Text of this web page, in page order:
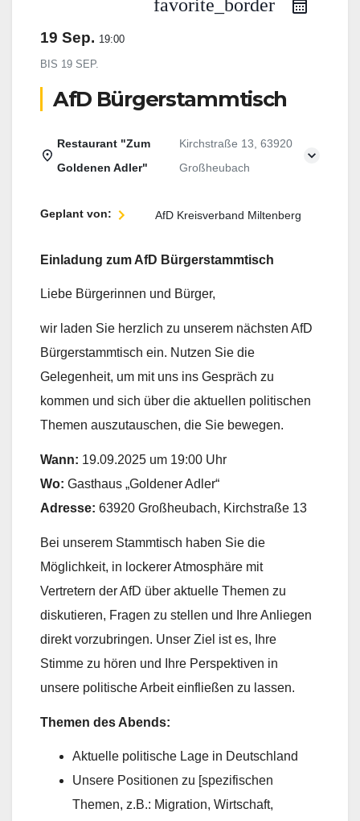
favorite_border
19 Sep. 19:00
BIS 19 SEP.
AfD Bürgerstammtisch
Restaurant "Zum
Goldenen Adler"
Kirchstraße 13, 63920
Großheubach
Geplant von: AfD Kreisverband Miltenberg
Einladung zum AfD Bürgerstammtisch
Liebe Bürgerinnen und Bürger,
wir laden Sie herzlich zu unserem nächsten AfD
Bürgerstammtisch ein. Nutzen Sie die
Gelegenheit, um mit uns ins Gespräch zu
kommen und sich über die aktuellen politischen
Themen auszutauschen, die Sie bewegen.
Wann: 19.09.2025 um 19:00 Uhr
Wo: Gasthaus „Goldener Adler“
Adresse: 63920 Großheubach, Kirchstraße 13
Bei unserem Stammtisch haben Sie die
Möglichkeit, in lockerer Atmosphäre mit
Vertretern der AfD über aktuelle Themen zu
diskutieren, Fragen zu stellen und Ihre Anliegen
direkt vorzubringen. Unser Ziel ist es, Ihre
Stimme zu hören und Ihre Perspektiven in
unsere politische Arbeit einfließen zu lassen.
Themen des Abends:
Aktuelle politische Lage in Deutschland
Unsere Positionen zu [spezifischen
Themen, z.B.: Migration, Wirtschaft,